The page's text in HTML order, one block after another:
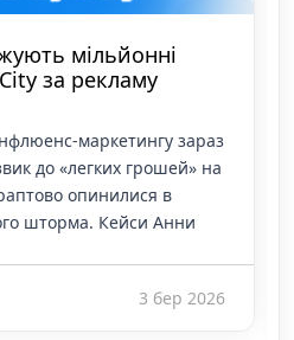
мільйонні
за рекламу
маркетингу зараз
до «легких грошей» на
опинилися в
шторма. Кейси Анни
3 бер 2026